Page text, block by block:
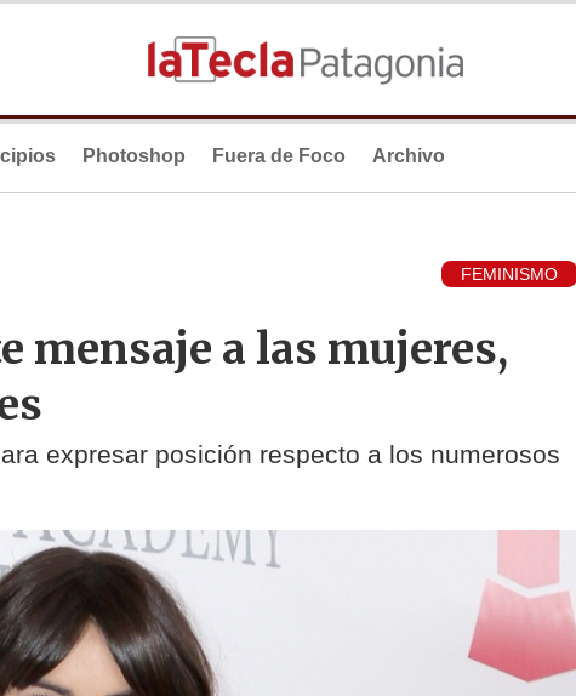
Photoshop Fuera de Foco Archivo
FEMINISMO
mensaje a las mujeres,
expresar posición respecto a los numerosos